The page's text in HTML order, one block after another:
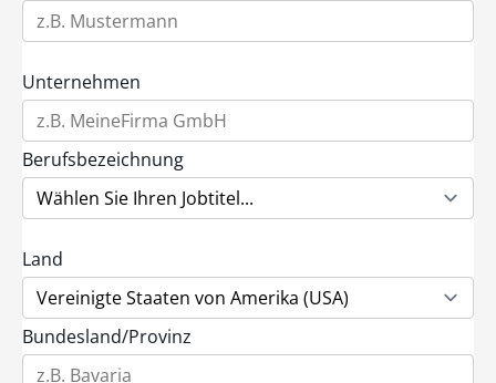
Unternehmen
Berufsbezeichnung
Land
Bundesland/Provinz